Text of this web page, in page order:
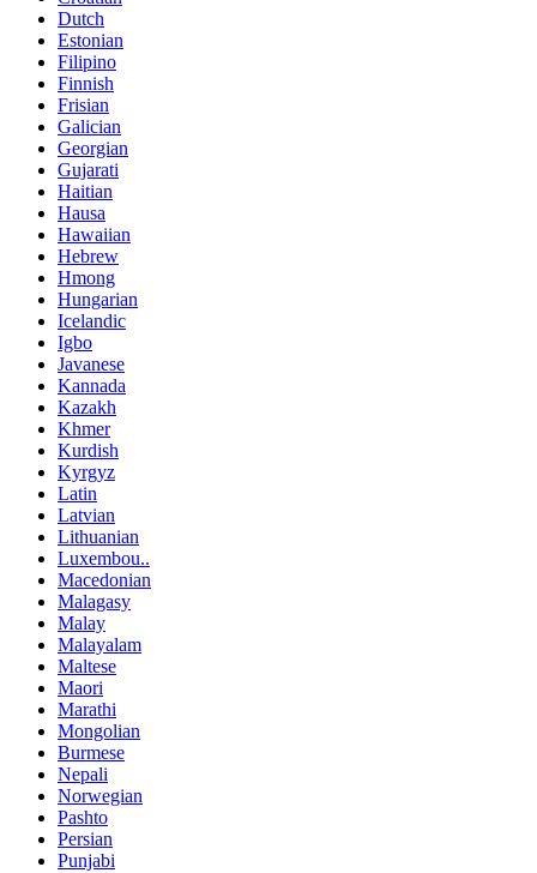
Dutch
Estonian
Filipino
Finnish
Frisian
Galician
Georgian
Gujarati
Haitian
Hausa
Hawaiian
Hebrew
Hmong
Hungarian
Icelandic
Igbo
Javanese
Kannada
Kazakh
Khmer
Kurdish
Kyrgyz
Latin
Latvian
Lithuanian
Luxembou..
Macedonian
Malagasy
Malay
Malayalam
Maltese
Maori
Marathi
Mongolian
Burmese
Nepali
Norwegian
Pashto
Persian
Punjabi